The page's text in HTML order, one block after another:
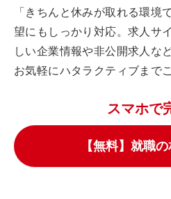
「きちんと休みが取れる環境
望にもしっかり対応。求人サ
しい企業情報や非公開求人な
お気軽にハタラクティブまで
スマホで
【無料】就職